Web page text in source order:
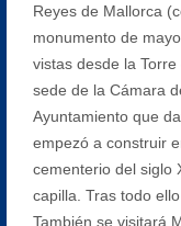
Reyes de Mallorca
monumento de
vistas desde la
sede de la Cámara
Ayuntamiento que
empezó a construir
cementerio del siglo
capilla. Tras todo
También se visitará